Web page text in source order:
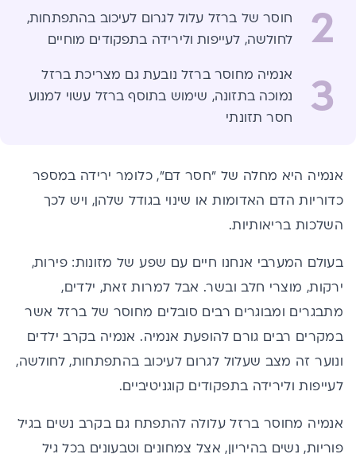
2
חוסר של ברזל עלול לגרום לעיכוב בהתפתחות,
לחולשה, לעייפות ולירידה בתפקודים מוחיים
3
אנמיה מחוסר ברזל נובעת גם מצריכת ברזל
נמוכה בתזונה, שימוש בתוסף ברזל עשוי למנוע
חסר תזונתי
אנמיה היא מחלה של "חסר דם", כלומר ירידה במספר
כדוריות הדם האדומות או שינוי בגודל שלהן, ויש לכך
השלכות בריאותיות.
בעולם המערבי אנחנו חיים עם שפע של מזונות: פירות,
ירקות, מוצרי חלב ובשר. אבל למרות זאת, ילדים,
מתבגרים ומבוגרים רבים סובלים מחוסר של ברזל אשר
במקרים רבים גורם להופעת אנמיה. אנמיה בקרב ילדים
ונוער זה מצב שעלול לגרום לעיכוב בהתפתחות, לחולשה,
לעייפות ולירידה בתפקודים קוגניטיביים.
אנמיה מחוסר ברזל עלולה להתפתח גם בקרב נשים בגיל
פוריות, נשים בהיריון, אצל צמחונים וטבעונים בכל גיל